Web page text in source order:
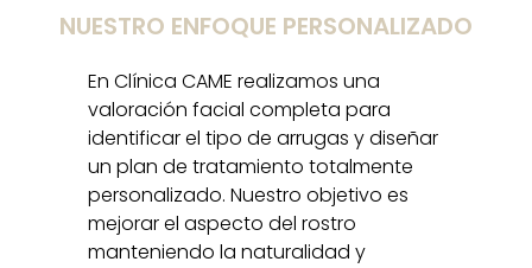
NUESTRO ENFOQUE PERSONALIZADO
En Clínica CAME realizamos una
valoración facial completa para
identificar el tipo de arrugas y diseñar
un plan de tratamiento totalmente
personalizado. Nuestro objetivo es
mejorar el aspecto del rostro
manteniendo la naturalidad y